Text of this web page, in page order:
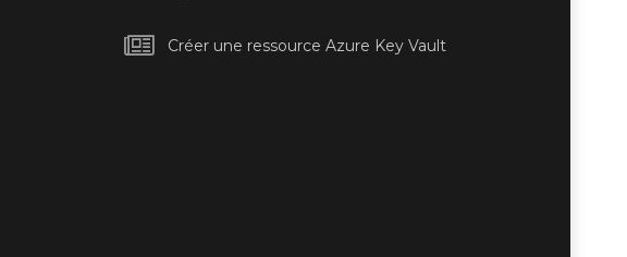
Créer une ressource Azure Key Vault